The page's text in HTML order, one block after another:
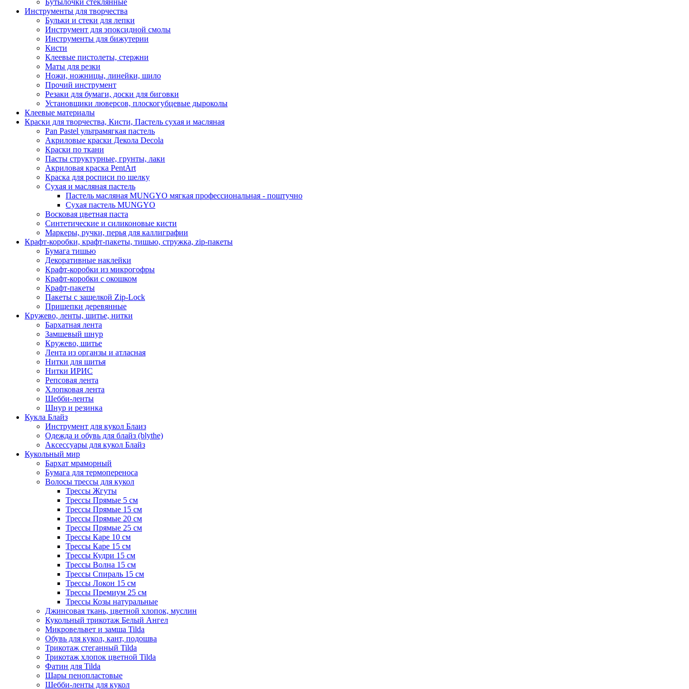
Инструменты для творчества
Бульки и стеки для лепки
Инструмент для эпоксидной смолы
Инструменты для бижутерии
Кисти
Клеевые пистолеты, стержни
Маты для резки
Ножи, ножницы, линейки, шило
Прочий инструмент
Резаки для бумаги, доски для биговки
Установщики люверсов, плоскогубцевые дыроколы
Клеевые материалы
Краски для творчества, Кисти, Пастель сухая и масляная
Pan Pastel ультрамягкая пастель
Акриловые краски Декола Decola
Краски по ткани
Пасты структурные, грунты, лаки
Акриловая краска PentArt
Краска для росписи по шелку
Cухая и масляная пастель
Пастель масляная MUNGYO мягкая профессиональная - поштучно
Сухая пастель MUNGYO
Восковая цветная паста
Синтетические и силиконовые кисти
Маркеры, ручки, перья для каллиграфии
Крафт-коробки, крафт-пакеты, тишью, стружка, zip-пакеты
Бумага тишью
Декоративные наклейки
Крафт-коробки из микрогофры
Крафт-коробки с окошком
Крафт-пакеты
Пакеты с защелкой Zip-Lock
Прищепки деревянные
Кружево, ленты, шитье, нитки
Бархатная лента
Замшевый шнур
Кружево, шитье
Лента из органзы и атласная
Нитки для шитья
Нитки ИРИС
Репсовая лента
Хлопковая лента
Шебби-ленты
Шнур и резинка
Кукла Блайз
Инструмент для кукол Блаиз
Одежда и обувь для блайз (blythe)
Аксессуары для кукол Блайз
Кукольный мир
Бархат мраморный
Бумага для термопереноса
Волосы трессы для кукол
Трессы Жгуты
Трессы Прямые 5 см
Трессы Прямые 15 см
Трессы Прямые 20 см
Трессы Прямые 25 см
Трессы Каре 10 см
Трессы Каре 15 см
Трессы Кудри 15 см
Трессы Волна 15 см
Трессы Спираль 15 см
Трессы Локон 15 см
Трессы Премиум 25 см
Трессы Козы натуральные
Джинсовая ткань, цветной хлопок, муслин
Кукольный трикотаж Белый Ангел
Микровельвет и замша Tilda
Обувь для кукол, кант, подошва
Трикотаж стеганный Tilda
Трикотаж хлопок цветной Tilda
Фатин для Tilda
Шары пенопластовые
Шебби-ленты для кукол